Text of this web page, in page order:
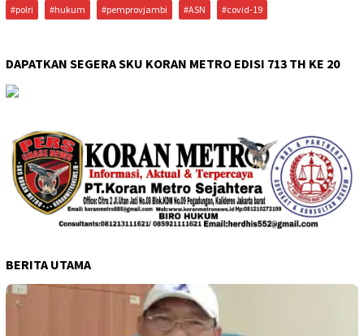
#polri #hukum #pemprovjambi #ASN #covid-19
DAPATKAN SEGERA SKU KORAN METRO EDISI 713 TH KE 20
BERITA UTAMA